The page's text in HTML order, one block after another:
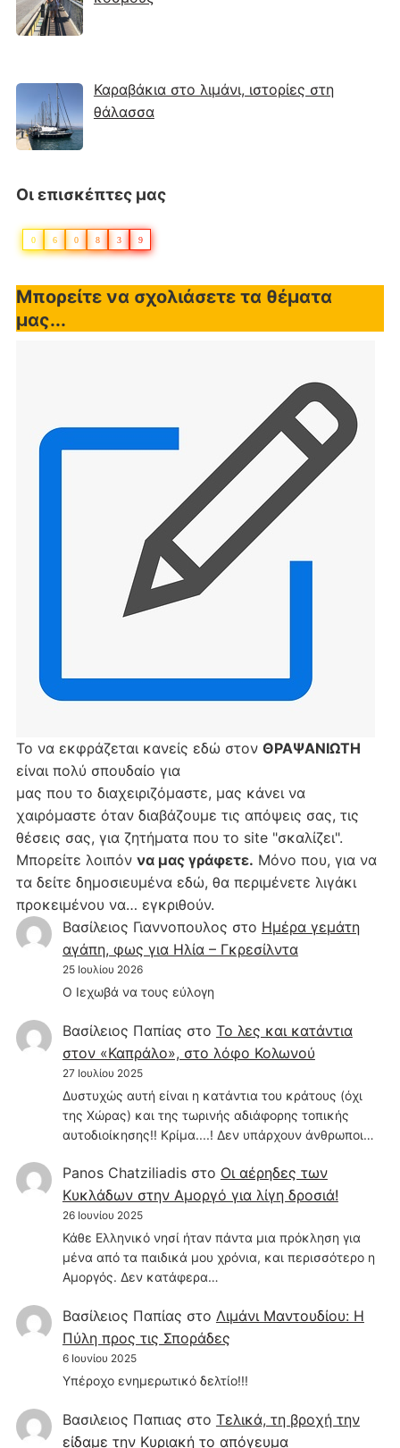
Καραβάκια στο λιμάνι, ιστορίες στη
θάλασσα
Οι επισκέπτες μας
0 6 0 8 3 9
Μπορείτε να σχολιάσετε τα θέματα
μας...
Το να εκφράζεται κανείς εδώ στον ΘΡΑΨΑΝΙΩΤΗ
είναι πολύ σπουδαίο για
μας που το διαχειριζόμαστε, μας κάνει να
χαιρόμαστε όταν διαβάζουμε τις απόψεις σας, τις
θέσεις σας, για ζητήματα που το site "σκαλίζει".
Μπορείτε λοιπόν να μας γράφετε. Μόνο που, για να
τα δείτε δημοσιευμένα εδώ, θα περιμένετε λιγάκι
προκειμένου να… εγκριθούν.
Βασίλειος Γιαννοπουλος στο Hμέρα γεμάτη
αγάπη, φως για Ηλία – Γκρεσίλντα
25 Ιουλίου 2026
Ο Ιεχωβά να τους εύλογη
Βασίλειος Παπίας στο Το λες και κατάντια
στον «Καπράλο», στο λόφο Κολωνού
27 Ιουλίου 2025
Δυστυχώς αυτή είναι η κατάντια του κράτους (όχι
της Χώρας) και της τωρινής αδιάφορης τοπικής
αυτοδιοίκησης!! Κρίμα....! Δεν υπάρχουν άνθρωποι…
Panos Chatziliadisστο Οι αέρηδες των
Κυκλάδων στην Αμοργό για λίγη δροσιά!
26 Ιουνίου 2025
Κάθε Ελληνικό νησί ήταν πάντα μια πρόκληση για
μένα από τα παιδικά μου χρόνια, και περισσότερο η
Αμοργός. Δεν κατάφερα…
Βασίλειος Παπίας στο Λιμάνι Μαντουδίου: Η
Πύλη προς τις Σποράδες
6 Ιουνίου 2025
Υπέροχο ενημερωτικό δελτίο!!!
Βασιλειος Παπιας στο Τελικά, τη βροχή την
είδαμε την Κυριακή το απόγευμα